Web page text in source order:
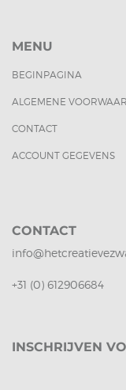
MENU
BEGINPAGINA
ALGEMENE
CONTACT
ACCOUNT GEGEVENS
CONTACT
+31 (0) 612906684
INSCHRIJVEN